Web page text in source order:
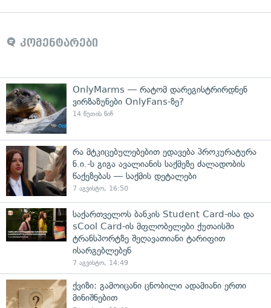
კომენტარები
OnlyMarms — რატომ დარეგისტრირდნენ
ვირზაზუნები OnlyFans-ზე?
14 წუთის წინ
რა მტკიცებულებებით ედავება პროკურატურა
ნ.ი.-ს გიგა ავალიანის საქმეზე ძალადობის
წაქეზებას — საქმის დეტალები
7 აგვისტო, 16:50
საქართველოს ბანკის Student Card-ისა და
sCool Card-ის მფლობელები ქუთაისში
ტრანსპორტზე შეღავათიანი ტარიფით
ისარგებლებენ
7 აგვისტო, 14:49
ქვიზი: გამოიცანი ცნობილი ადამიანი ერთი
მინიშნებით